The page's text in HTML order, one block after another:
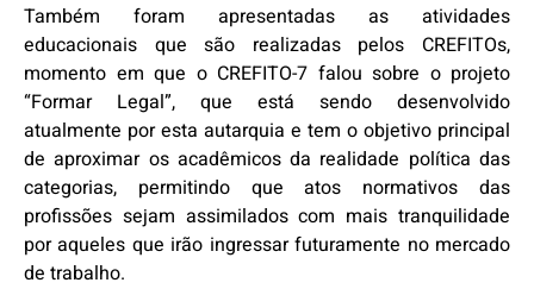
Também foram apresentadas as atividades
educacionais que são realizadas pelos CREFITOs,
momento em que o CREFITO-7 falou sobre o projeto
“Formar Legal”, que está sendo desenvolvido
atualmente por esta autarquia e tem o objetivo principal
de aproximar os acadêmicos da realidade política das
categorias, permitindo que atos normativos das
profissões sejam assimilados com mais tranquilidade
por aqueles que irão ingressar futuramente no mercado
de trabalho.